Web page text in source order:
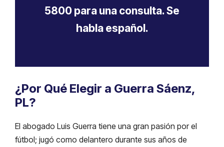
5800 para una consulta. Se
habla español.
¿Por Qué Elegir a Guerra Sáenz,
PL?
El abogado Luis Guerra tiene una gran pasión por el
fútbol; jugó como delantero durante sus años de